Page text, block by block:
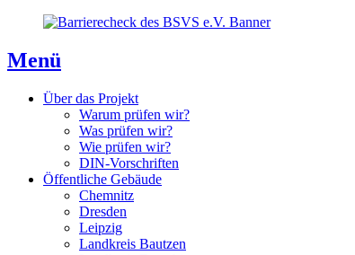
Inhaltsverzeichnis
Kontaktseite
Inhalt
Menü
Über das Projekt
Warum prüfen wir?
Was prüfen wir?
Wie prüfen wir?
DIN-Vorschriften
Öffentliche Gebäude
Chemnitz
Dresden
Leipzig
Landkreis Bautzen